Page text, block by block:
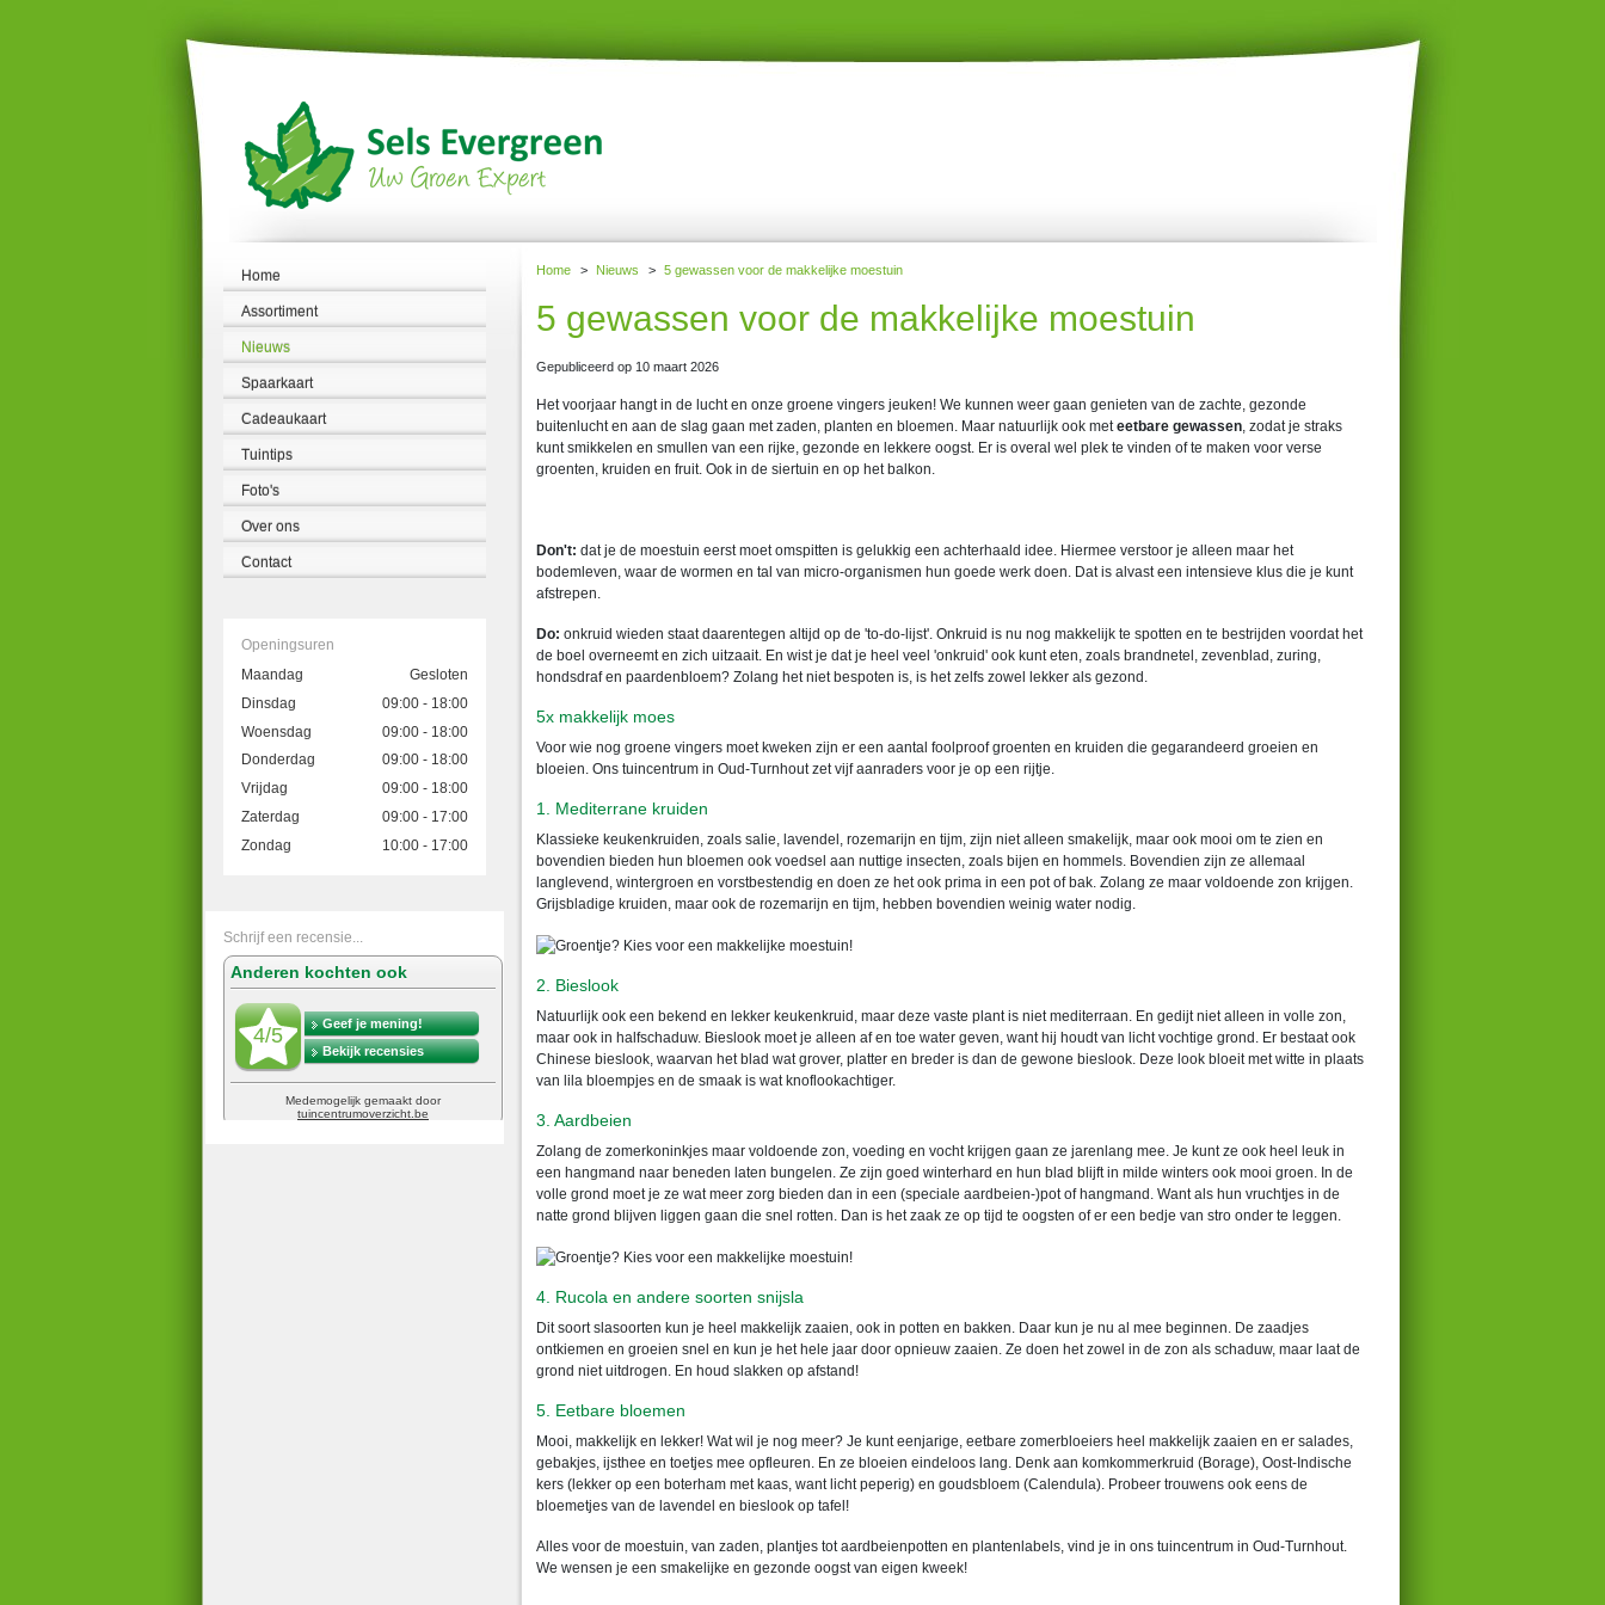
Home > Nieuws > 5 gewassen voor de makkelijke moestuin
5 gewassen voor de makkelijke moestuin
Gepubliceerd op 10 maart 2026
Het voorjaar hangt in de lucht en onze groene vingers jeuken! We kunnen weer gaan genieten van de zachte, gezonde
buitenlucht en aan de slag gaan met zaden, planten en bloemen. Maar natuurlijk ook meteetbare gewassen, zodat je straks
kunt smikkelen en smullen van een rijke, gezonde en lekkere oogst. Er is overal wel plek te vinden of te maken voor verse
groenten, kruiden en fruit. Ook in de siertuin en op het balkon.
Don't: dat je de moestuin eerst moet omspitten is gelukkig een achterhaald idee. Hiermee verstoor je alleen maar het
bodemleven, waar de wormen en tal van micro-organismen hun goede werk doen. Dat is alvast een intensieve klus die je kunt
afstrepen.
Do: onkruid wieden staat daarentegen altijd op de 'to-do-lijst'. Onkruid is nu nog makkelijk te spotten en te bestrijden voordat het
de boel overneemt en zich uitzaait. En wist je dat je heel veel 'onkruid' ook kunt eten, zoals brandnetel, zevenblad, zuring,
hondsdraf en paardenbloem? Zolang het niet bespoten is, is het zelfs zowel lekker als gezond.
5x makkelijk moes
Voor wie nog groene vingers moet kweken zijn er een aantal foolproof groenten en kruiden die gegarandeerd groeien en
bloeien. Ons tuincentrum in Oud-Turnhout zet vijf aanraders voor je op een rijtje.
1. Mediterrane kruiden
Klassieke keukenkruiden, zoals salie, lavendel, rozemarijn en tijm, zijn niet alleen smakelijk, maar ook mooi om te zien en
bovendien bieden hun bloemen ook voedsel aan nuttige insecten, zoals bijen en hommels. Bovendien zijn ze allemaal
langlevend, wintergroen en vorstbestendig en doen ze het ook prima in een pot of bak. Zolang ze maar voldoende zon krijgen.
Grijsbladige kruiden, maar ook de rozemarijn en tijm, hebben bovendien weinig water nodig.
2. Bieslook
Natuurlijk ook een bekend en lekker keukenkruid, maar deze vaste plant is niet mediterraan. En gedijt niet alleen in volle zon,
maar ook in halfschaduw. Bieslook moet je alleen af en toe water geven, want hij houdt van licht vochtige grond. Er bestaat ook
Chinese bieslook, waarvan het blad wat grover, platter en breder is dan de gewone bieslook. Deze look bloeit met witte in plaats
van lila bloempjes en de smaak is wat knoflookachtiger.
3. Aardbeien
Zolang de zomerkoninkjes maar voldoende zon, voeding en vocht krijgen gaan ze jarenlang mee. Je kunt ze ook heel leuk in
een hangmand naar beneden laten bungelen. Ze zijn goed winterhard en hun blad blijft in milde winters ook mooi groen. In de
volle grond moet je ze wat meer zorg bieden dan in een (speciale aardbeien-)pot of hangmand. Want als hun vruchtjes in de
natte grond blijven liggen gaan die snel rotten. Dan is het zaak ze op tijd te oogsten of er een bedje van stro onder te leggen.
4. Rucola en andere soorten snijsla
Dit soort slasoorten kun je heel makkelijk zaaien, ook in potten en bakken. Daar kun je nu al mee beginnen. De zaadjes
ontkiemen en groeien snel en kun je het hele jaar door opnieuw zaaien. Ze doen het zowel in de zon als schaduw, maar laat de
grond niet uitdrogen. En houd slakken op afstand!
5. Eetbare bloemen
Mooi, makkelijk en lekker! Wat wil je nog meer? Je kunt eenjarige, eetbare zomerbloeiers heel makkelijk zaaien en er salades,
gebakjes, ijsthee en toetjes mee opfleuren. En ze bloeien eindeloos lang. Denk aan komkommerkruid (Borage), Oost-Indische
kers (lekker op een boterham met kaas, want licht peperig) en goudsbloem (Calendula). Probeer trouwens ook eens de
bloemetjes van de lavendel en bieslook op tafel!
Alles voor de moestuin, van zaden, plantjes tot aardbeienpotten en plantenlabels, vind je in ons tuincentrum in Oud-Turnhout.
We wensen je een smakelijke en gezonde oogst van eigen kweek!
Home
Assortiment
Nieuws
Spaarkaart
Cadeaukaart
Tuintips
Foto's
Over ons
Contact
Openingsuren
Maandag
Gesloten
Dinsdag
09:00 - 18:00
Woensdag
09:00 - 18:00
Donderdag
09:00 - 18:00
Vrijdag
09:00 - 18:00
Zaterdag
09:00 - 17:00
Zondag
10:00 - 17:00
Schrijf een recensie...